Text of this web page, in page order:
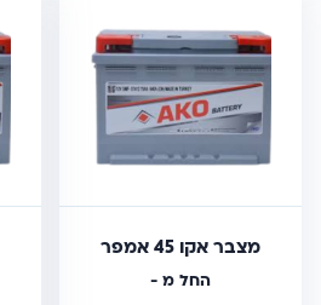
מצבר אקו 45 אמפר
החל מ -